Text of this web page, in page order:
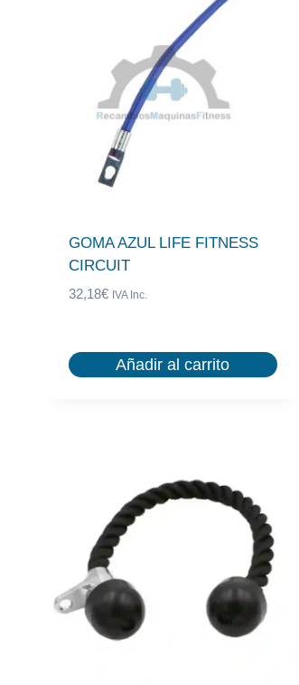
GOMA AZUL LIFE FITNESS
CIRCUIT
32,18€ IVA Inc.
Añadir al carrito